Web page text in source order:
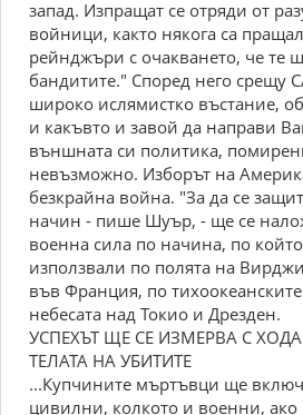
запад. Изпращат се отряди от
войници, както някога са
рейнджъри с очакването, че те
бандитите." Според него срещу
широко ислямистко въстание,
и какъвто и завой да направи
външната си политика,
невъзможно. Изборът на
безкрайна война. "За да се
начин - пише Шуър, - ще се
военна сила по начина, по
използвали по полята на
във Франция, по
небесата над Токио и Дрезден.
УСПЕХЪТ ЩЕ СЕ ИЗМЕРВА С
ТЕЛАТА НА УБИТИТЕ
...Купчините мъртъвци ще
цивилни, колкото и военни,